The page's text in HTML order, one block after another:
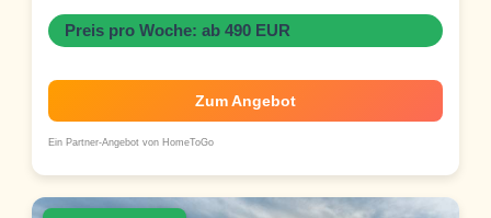
Preis pro Woche: ab 490 EUR
Zum Angebot
Ein Partner-Angebot von HomeToGo